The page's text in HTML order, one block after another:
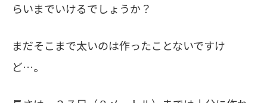
らいまでいけるでしょうか？
まだそこまで太いのは作ったことないですけ
ど…。